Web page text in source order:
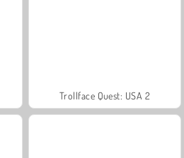
Trollface Quest: USA 2